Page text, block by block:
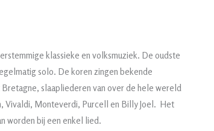
klassieke en volksmuziek. De oudste
solo. De koren zingen bekende
slaapliederen van over de hele wereld
Vivaldi, Monteverdi, Purcell en Billy Joel. Het
worden bij een enkel lied.